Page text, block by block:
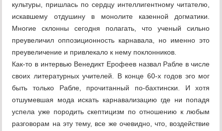
культуры, пришлась по сердцу интеллигентному читателю,
искавшему отдушину в монолите казенной догматики.
Многие склонны сегодня полагать, что ученый сильно
преувеличил оппозиционность карнавала, но именно это
преувеличение и привлекало к нему поклонников.
Как-то в интервью Венедикт Ерофеев назвал Рабле в числе
своих литературных учителей. В конце 60-х годов эго мог
быть только Рабле, прочитанный по-бахтински. И хотя
отшумевшая мода искать карнавализацию где ни попадя
успела уже породить скептицизм по отношению к любым
разговорам на эту тему, все же очевидно, что, воздействие